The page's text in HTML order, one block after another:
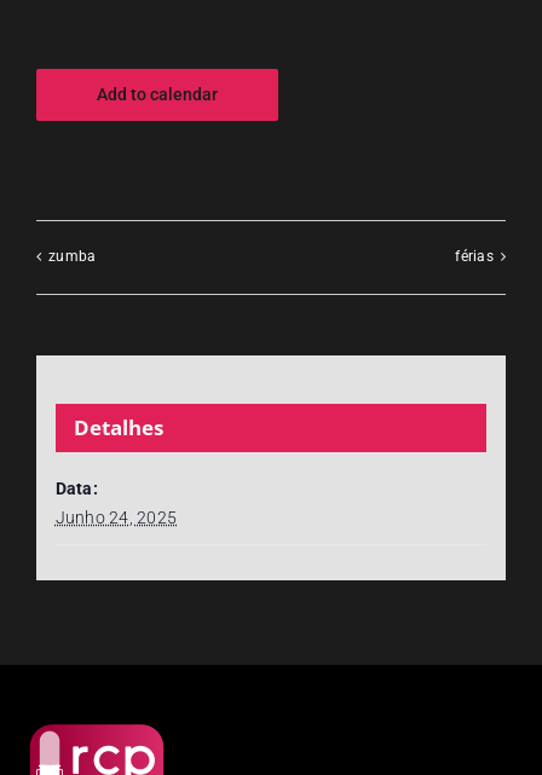
Add to calendar
zumba férias
Detalhes
Data:
Junho 24, 2025